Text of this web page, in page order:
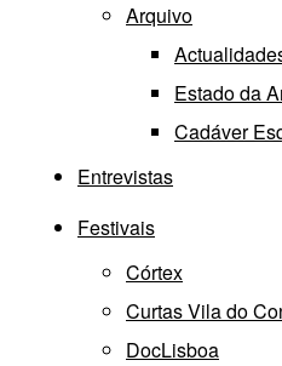
Arquivo
Estado da
Cadáver
Entrevistas
Festivais
Córtex
Curtas Vila do
DocLisboa